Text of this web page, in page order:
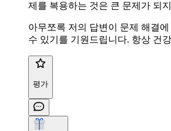
제를 복용하는 것은 큰 문제가 되
아무쪼록 저의 답변이 문제 해결
수 있기를 기원드립니다. 항상 건
평가